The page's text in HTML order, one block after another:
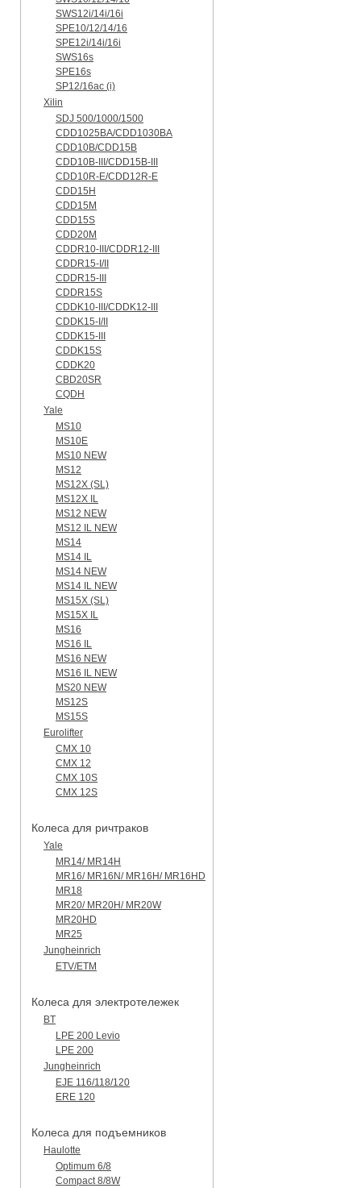
SWS12i/14i/16i
SPE10/12/14/16
SPE12i/14i/16i
SWS16s
SPE16s
SP12/16ac (i)
Xilin
SDJ 500/1000/1500
CDD1025BA/CDD1030BA
CDD10B/CDD15B
CDD10B-III/CDD15B-III
CDD10R-E/CDD12R-E
CDD15H
CDD15M
CDD15S
CDD20M
CDDR10-III/CDDR12-III
CDDR15-I/II
CDDR15-III
CDDR15S
CDDK10-III/CDDK12-III
CDDK15-I/II
CDDK15-III
CDDK15S
CDDK20
CBD20SR
CQDH
Yale
MS10
MS10E
MS10 NEW
MS12
MS12X (SL)
MS12X IL
MS12 NEW
MS12 IL NEW
MS14
MS14 IL
MS14 NEW
MS14 IL NEW
MS15X (SL)
MS15X IL
MS16
MS16 IL
MS16 NEW
MS16 IL NEW
MS20 NEW
MS12S
MS15S
Eurolifter
CMX 10
CMX 12
CMX 10S
CMX 12S
Колеса для ричтраков
Yale
MR14/ MR14H
MR16/ MR16N/ MR16H/ MR16HD
MR18
MR20/ MR20H/ MR20W
MR20HD
MR25
Jungheinrich
ETV/ETM
Колеса для электротележек
BT
LPE 200 Levio
LPE 200
Jungheinrich
EJE 116/118/120
ERE 120
Колеса для подъемников
Haulotte
Optimum 6/8
Compact 8/8W